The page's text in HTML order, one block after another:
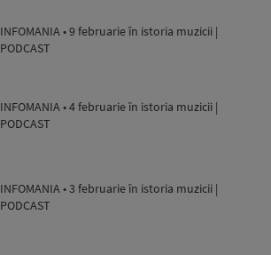
INFOMANIA • 9 februarie în istoria muzicii |
PODCAST
INFOMANIA • 4 februarie în istoria muzicii |
PODCAST
INFOMANIA • 3 februarie în istoria muzicii |
PODCAST